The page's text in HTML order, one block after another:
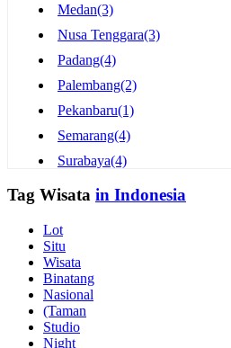
Medan(3)
Nusa Tenggara(3)
Padang(4)
Palembang(2)
Pekanbaru(1)
Semarang(4)
Surabaya(4)
Tanjungpinang
Yogyakarta
Tag Wisata in Indonesia
Lot
Situ
Wisata
Binatang
Nasional
(Taman
Studio
Night